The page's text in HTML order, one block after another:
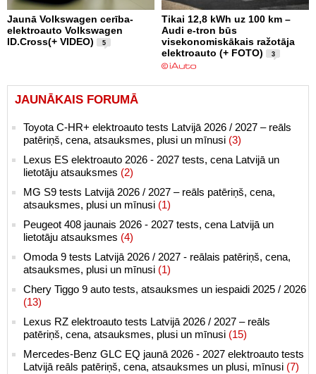
Jaunā Volkswagen cerība-
elektroauto Volkswagen
ID.Cross(+ VIDEO)
5
Tikai 12,8 kWh uz 100 km –
Audi e-tron būs
visekonomiskākais ražotāja
elektroauto (+ FOTO)
3
JAUNĀKAIS FORUMĀ
Toyota C-HR+ elektroauto tests Latvijā 2026 / 2027 – reāls
patēriņš, cena, atsauksmes, plusi un mīnusi (3)
Lexus ES elektroauto 2026 - 2027 tests, cena Latvijā un
lietotāju atsauksmes (2)
MG S9 tests Latvijā 2026 / 2027 – reāls patēriņš, cena,
atsauksmes, plusi un mīnusi (1)
Peugeot 408 jaunais 2026 - 2027 tests, cena Latvijā un
lietotāju atsauksmes (4)
Omoda 9 tests Latvijā 2026 / 2027 - reālais patēriņš, cena,
atsauksmes, plusi un mīnusi (1)
Chery Tiggo 9 auto tests, atsauksmes un iespaidi 2025 / 2026
(13)
Lexus RZ elektroauto tests Latvijā 2026 / 2027 – reāls
patēriņš, cena, atsauksmes, plusi un mīnusi (15)
Mercedes-Benz GLC EQ jaunā 2026 - 2027 elektroauto tests
Latvijā reāls patēriņš, cena, atsauksmes un plusi, mīnusi (7)